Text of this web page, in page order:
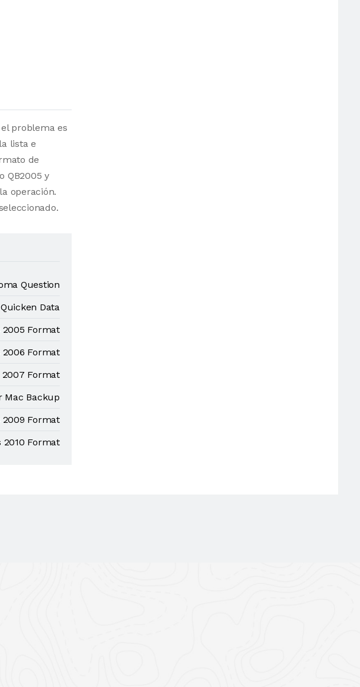
problema es
lista e
de
QB2005 y
operación.
Question
Quicken Data
2005 Format
2006 Format
2007 Format
Mac Backup
2009 Format
2010 Format